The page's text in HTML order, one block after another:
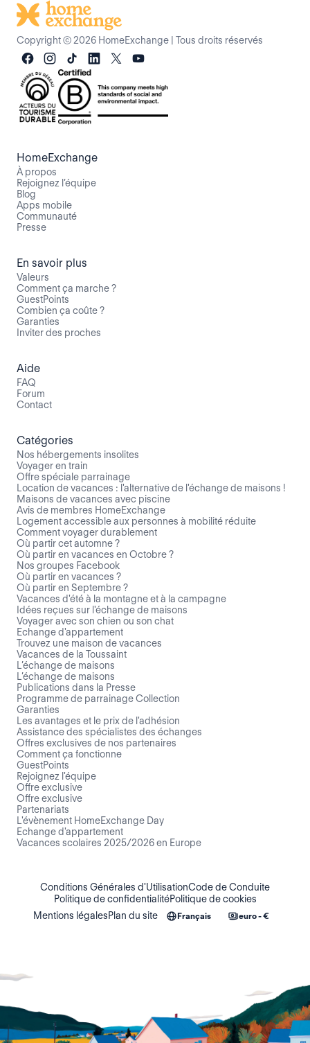
Copyright © 2026 HomeExchange Tous droits réservés
HomeExchange
À propos
Rejoignez l’équipe
Blog
Apps mobile
Communauté
Presse
En savoir plus
Valeurs
Comment ça marche ?
GuestPoints
Combien ça coûte ?
Garanties
Inviter des proches
Aide
FAQ
Forum
Contact
Catégories
Nos hébergements insolites
Voyager en train
Offre spéciale parrainage
Location de vacances : l'alternative de l'échange de maisons !
Maisons de vacances avec piscine
Avis de membres HomeExchange
Logement accessible aux personnes à mobilité réduite
Comment voyager durablement
Où partir cet automne ?
Où partir en vacances en Octobre ?
Nos groupes Facebook
Où partir en vacances ?
Où partir en Septembre ?
Vacances d'été à la montagne et à la campagne
Idées reçues sur l'échange de maisons
Voyager avec son chien ou son chat
Echange d'appartement
Trouvez une maison de vacances
Vacances de la Toussaint
L’échange de maisons
L’échange de maisons
Publications dans la Presse
Programme de parrainage Collection
Garanties
Les avantages et le prix de l'adhésion
Assistance des spécialistes des échanges
Offres exclusives de nos partenaires
Comment ça fonctionne
GuestPoints
Rejoignez l'équipe
Offre exclusive
Offre exclusive
Partenariats
L'évènement HomeExchange Day
Echange d'appartement
Vacances scolaires 2025/2026 en Europe
Conditions Générales d'UtilisationCode de Conduite
Politique de confidentialitéPolitique de cookies
Mentions légalesPlan du site Français euro - €